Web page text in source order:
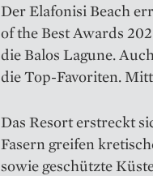
Der Elafonisi Beach
of the Best Awards
die Balos Lagune.
die Top-Favoriten.
Das Resort erstreckt
Fasern greifen
sowie geschützte